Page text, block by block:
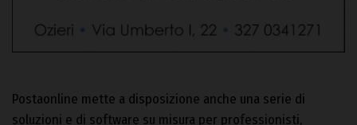
Postaonline mette a disposizione anche una serie di
soluzioni e di software su misura per professionisti,